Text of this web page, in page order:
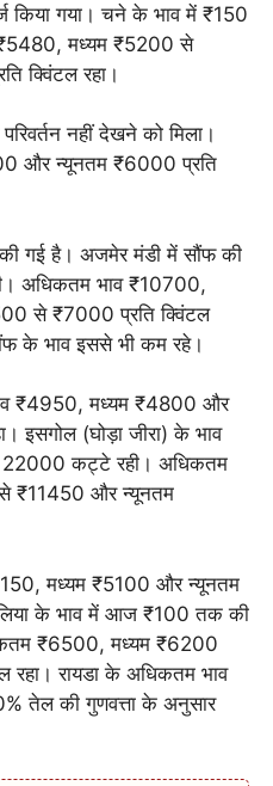
किया गया। चने के भाव में ₹150
मध्यम ₹5200 से
क्विंटल रहा।
नहीं देखने को मिला।
और न्यूनतम ₹6000 प्रति
की गई है। अजमेर मंडी में सौंफ की
अधिकतम भाव ₹10700,
से ₹7000 प्रति क्विंटल
के भाव इससे भी कम रहे।
₹4950, मध्यम ₹4800 और
इसगोल (घोड़ा जीरा) के भाव
22000 कट्टे रही। अधिकतम
₹11450 और न्यूनतम
मध्यम ₹5100 और न्यूनतम
के भाव में आज ₹100 तक की
₹6500, मध्यम ₹6200
रायडा के अधिकतम भाव
तेल की गुणवत्ता के अनुसार